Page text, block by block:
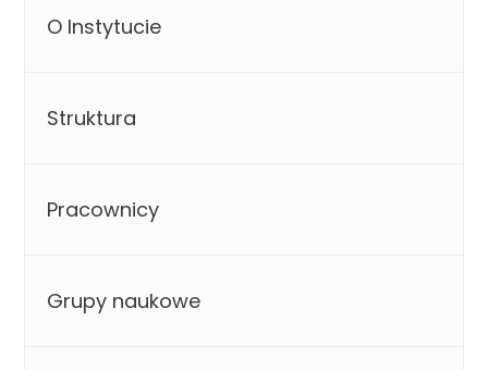
O Instytucie
Struktura
Pracownicy
Grupy naukowe